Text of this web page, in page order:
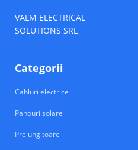
VALM ELECTRICAL
SOLUTIONS SRL
Categorii
Cabluri electrice
Panouri solare
Prelungitoare